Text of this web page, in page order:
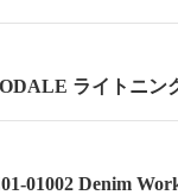
ライトニン
01002 Denim